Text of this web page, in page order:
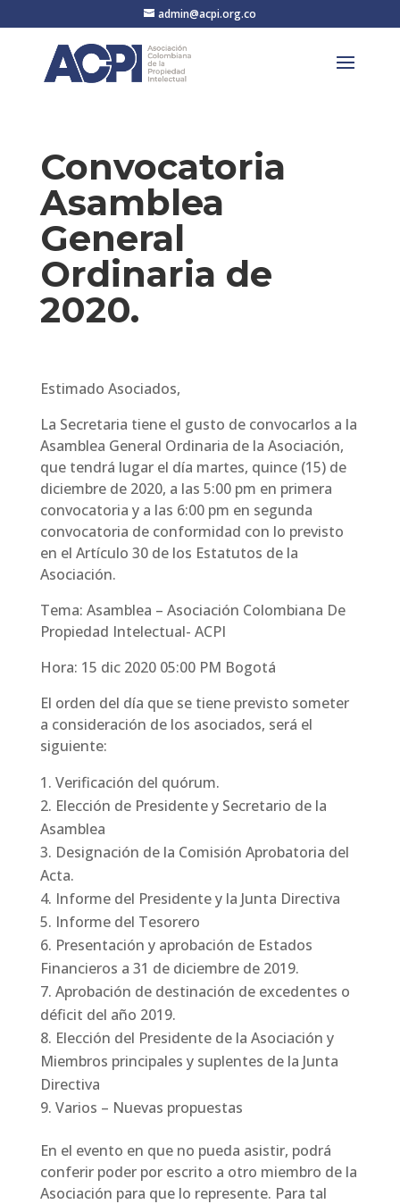
admin@acpi.org.co
Convocatoria
Asamblea
General
Ordinaria de
2020.
Estimado Asociados,
La Secretaria tiene el gusto de convocarlos a la
Asamblea General Ordinaria de la Asociación,
que tendrá lugar el día martes, quince (15) de
diciembre de 2020, a las 5:00 pm en primera
convocatoria y a las 6:00 pm en segunda
convocatoria de conformidad con lo previsto
en el Artículo 30 de los Estatutos de la
Asociación.
Tema: Asamblea – Asociación Colombiana De
Propiedad Intelectual- ACPI
Hora: 15 dic 2020 05:00 PM Bogotá
El orden del día que se tiene previsto someter
a consideración de los asociados, será el
siguiente:
Verificación del quórum.
Elección de Presidente y Secretario de la
Asamblea
Designación de la Comisión Aprobatoria del
Acta.
Informe del Presidente y la Junta Directiva
Informe del Tesorero
Presentación y aprobación de Estados
Financieros a 31 de diciembre de 2019.
Aprobación de destinación de excedentes o
déficit del año 2019.
Elección del Presidente de la Asociación y
Miembros principales y suplentes de la Junta
Directiva
Varios – Nuevas propuestas
En el evento en que no pueda asistir, podrá
conferir poder por escrito a otro miembro de la
Asociación para que lo represente. Para tal